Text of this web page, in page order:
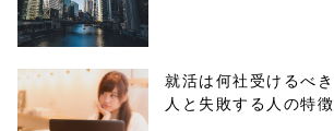
/tapbiz_theme/
parts/sns-
buttons.php on
就活は何社受けるべ
人と失敗する人の特徴